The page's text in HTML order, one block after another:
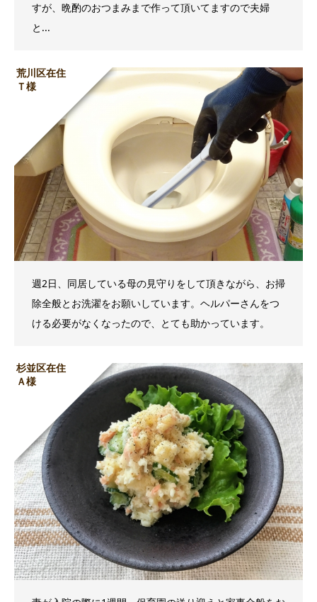
すが、晩酌のおつまみまで作って頂いてますので夫婦
と...
荒川区在住
Ｔ様
週2日、同居している母の見守りをして頂きながら、お掃
除全般とお洗濯をお願いしています。ヘルパーさんをつ
ける必要がなくなったので、とても助かっています。
杉並区在住
Ａ様